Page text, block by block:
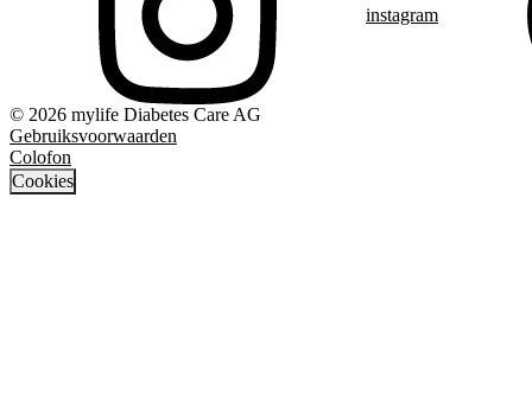
instagram
© 2026 mylife Diabetes Care AG
Gebruiksvoorwaarden
Colofon
Cookies